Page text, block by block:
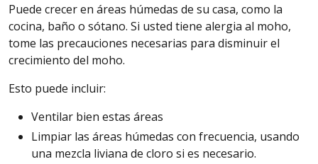
Puede crecer en áreas húmedas de su casa, como la
cocina, baño o sótano. Si usted tiene alergia al moho,
tome las precauciones necesarias para disminuir el
crecimiento del moho.
Esto puede incluir:
Ventilar bien estas áreas
Limpiar las áreas húmedas con frecuencia, usando
una mezcla liviana de cloro si es necesario.